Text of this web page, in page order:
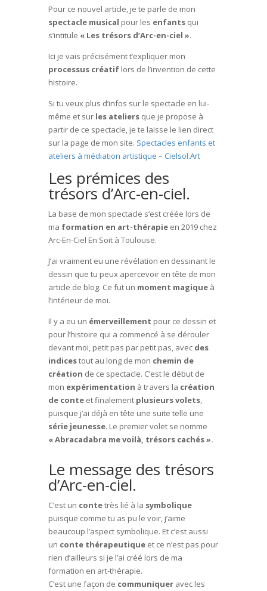
Pour ce nouvel article, je te parle de mon
spectacle musical pour les enfantsqui
s’intitule « Les trésors d’Arc-en-ciel ».
Ici je vais précisément t’expliquer mon
processus créatiflors de l’invention de cette
histoire.
Si tu veux plus d’infos sur le spectacle en lui-
même et sur les ateliersque je propose à
partir de ce spectacle, je te laisse le lien direct
sur la page de mon site. Spectacles enfants et
ateliers à médiation artistique – Cielsol.Art
Les prémices des
trésors d’Arc-en-ciel.
La base de mon spectacle s’est créée lors de
ma formation en art-thérapieen 2019 chez
Arc-En-Ciel En Soit à Toulouse.
J’ai vraiment eu une révélation en dessinant le
dessin que tu peux apercevoir en tête de mon
article de blog. Ce fut un moment magiqueà
l’intérieur de moi.
Il y a eu un émerveillement pour ce dessin et
pour l’histoire qui a commencé à se dérouler
devant moi, petit pas par petit pas, avec des
indicestout au long de mon chemin de
création de ce spectacle. C’est le début de
mon expérimentation à travers la création
de conteet finalement plusieurs volets,
puisque j’ai déjà en tête une suite telle une
série jeunesse. Le premier volet se nomme
« Abracadabra me voilà, trésors cachés ».
Le message des trésors
d’Arc-en-ciel.
C’est un contetrès lié à la symbolique
puisque comme tu as pu le voir, j’aime
beaucoup l’aspect symbolique. Et c’est aussi
un conte thérapeutiqueet ce n’est pas pour
rien d’ailleurs si je l’ai créé lors de ma
formation en art-thérapie.
C’est une façon de communiqueravec les